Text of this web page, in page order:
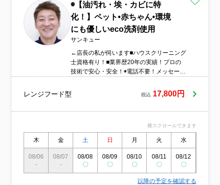
◉【油汚れ・埃・カビに特
化！】ペット•赤ちゃん•環境
にも優しいeco洗剤使用
サンキュー
←店長の私が伺います■ハウスクリーニング
士資格有り！■業界歴20年の実績！プロの
技術で安心・安全！◉電話不要！メッセージ
い方！■60分以内にお返事お約束！（作業
中の場合は120分以内 にお返事致しま
レンジフード型 税込 17,800円
横スクロールできます
木 金 土 日 月 火 水
08/06
-
08/07
-
08/08
〇
08/09
〇
08/10
〇
08/11
〇
08/12
〇
以降の予定を確認する